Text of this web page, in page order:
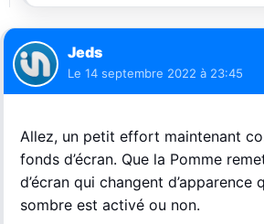
Jeds
Le 14 septembre 2022 à 23:45
Allez, un petit effort maintenant
fonds d’écran. Que la Pomme
d’écran qui changent d’apparence
sombre est activé ou non.